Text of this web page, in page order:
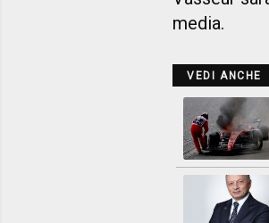
media.
VEDI ANCHE